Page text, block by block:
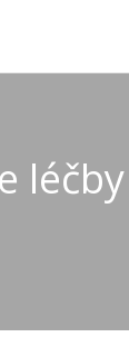
léčby